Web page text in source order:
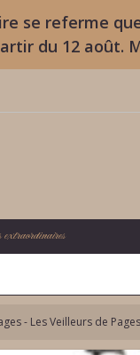
se referme
du 12 août.
- Les Veilleurs de Pages